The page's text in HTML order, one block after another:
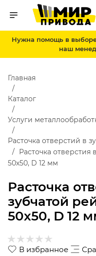
Нужна помощь в выборе
наш
Расточка
зубчатой
50х50, D 12
Главная
Каталог
Услуги
Расточка отверстий в
Расточка отверстия
50х50, D 12 мм
В избранное